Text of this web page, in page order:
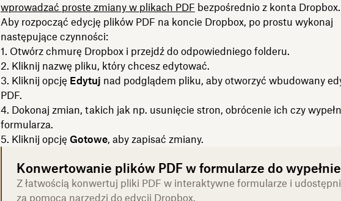
wprowadzać proste zmiany w plikach PDF bezpośrednio z konta Dropbox.
Aby rozpocząć edycję plików PDF na koncie Dropbox, po prostu wykonaj
następujące czynności:
Otwórz chmurę Dropbox i przejdź do odpowiedniego folderu.
Kliknij nazwę pliku, który chcesz edytować.
Kliknij opcję Edytuj nad podglądem pliku, aby otworzyć wbudowany
PDF.
Dokonaj zmian, takich jak np. usunięcie stron, obrócenie ich czy
formularza.
Kliknij opcję Gotowe, aby zapisać zmiany.
Konwertowanie plików PDF w formularze do
Z łatwością konwertuj pliki PDF w interaktywne formularze i
za pomocą narzędzi do edycji Dropbox.